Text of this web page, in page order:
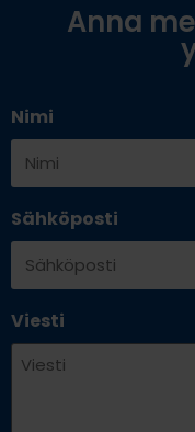
Anna
Nimi
Sähköposti
Viesti